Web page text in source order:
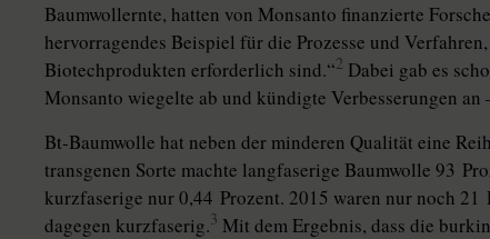
Baumwollernte, hatten von Monsanto finanzierte
hervorragendes Beispiel für die Prozesse und
Biotechprodukten erforderlich sind.“2 Dabei gab es
Monsanto wiegelte ab und kündigte Verbesserungen an
Bt-Baumwolle hat neben der minderen Qualität eine
transgenen Sorte machte langfaserige Baumwolle 93
kurzfaserige nur 0,44 Prozent. 2015 waren nur noch
dagegen kurzfaserig.3 Mit dem Ergebnis, dass die